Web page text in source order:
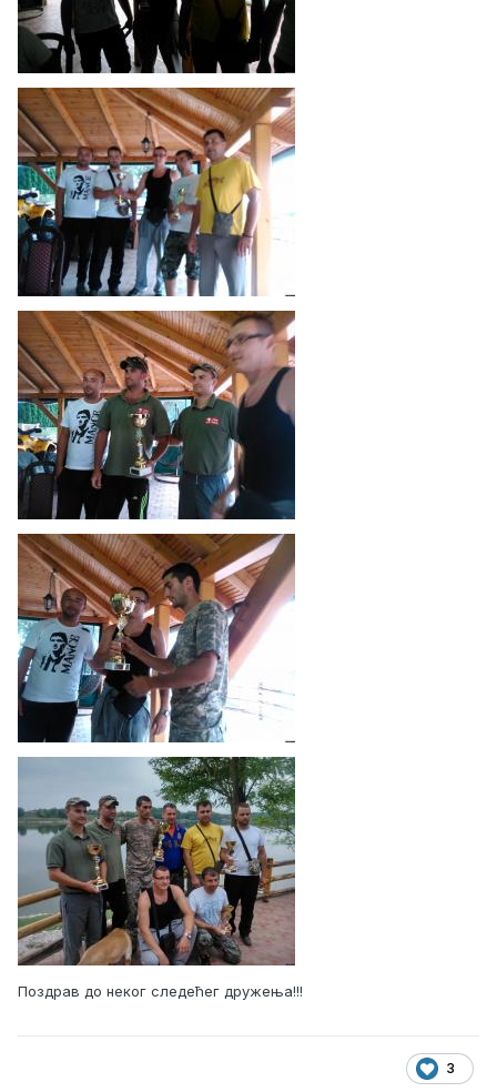
Поздрав до неког следећег дружења!!!
3